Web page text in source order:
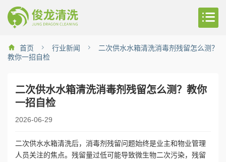
首页 行业新闻
二次供水水箱清洗消毒剂残留怎么测？
教你一招自检
二次供水水箱清洗消毒剂残留怎么测？教你
一招自检
2026-06-29
二次供水水箱清洗后，消毒剂残留问题始终是业主和物业管理
人员关注的焦点。残留量过低可能导致微生物二次污染，残留